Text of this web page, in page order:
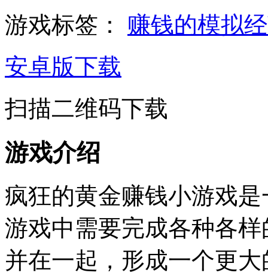
游戏标签： 赚钱的模拟
安卓版下载
扫描二维码下载
游戏介绍
疯狂的黄金赚钱小游戏
游戏中需要完成各种各
并在一起，形成一个更